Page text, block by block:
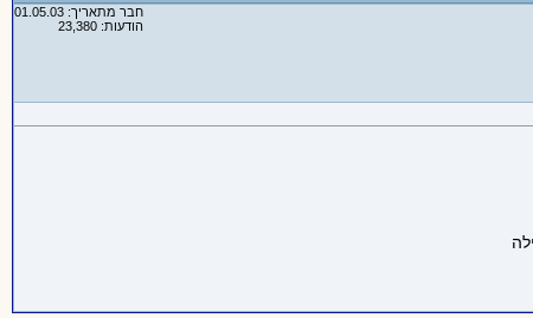
חבר מתאריך: 01.05.03
הודעות: 23,380